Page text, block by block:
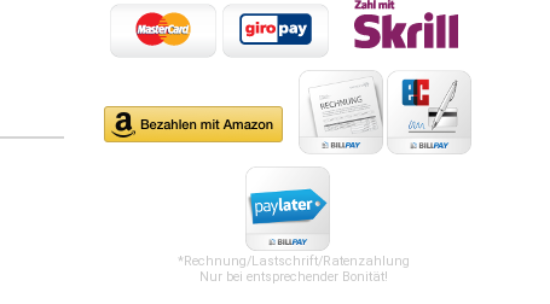
*Rechnung/Lastschrift/Ratenzahlung
Nur bei entsprechender Bonität!